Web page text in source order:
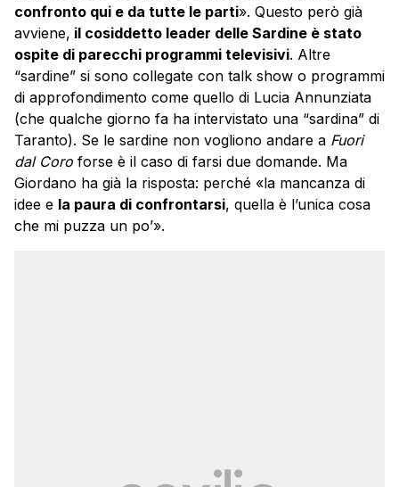
confronto qui e da tutte le parti». Questo però già
avviene, il cosiddetto leader delle Sardine è stato
ospite di parecchi programmi televisivi. Altre
“sardine” si sono collegate con talk show o programmi
di approfondimento come quello di Lucia Annunziata
(che qualche giorno fa ha intervistato una “sardina” di
Taranto). Se le sardine non vogliono andare a Fuori
dal Coro forse è il caso di farsi due domande. Ma
Giordano ha già la risposta: perché «la mancanza di
idee e la paura di confrontarsi, quella è l’unica cosa
che mi puzza un po’».